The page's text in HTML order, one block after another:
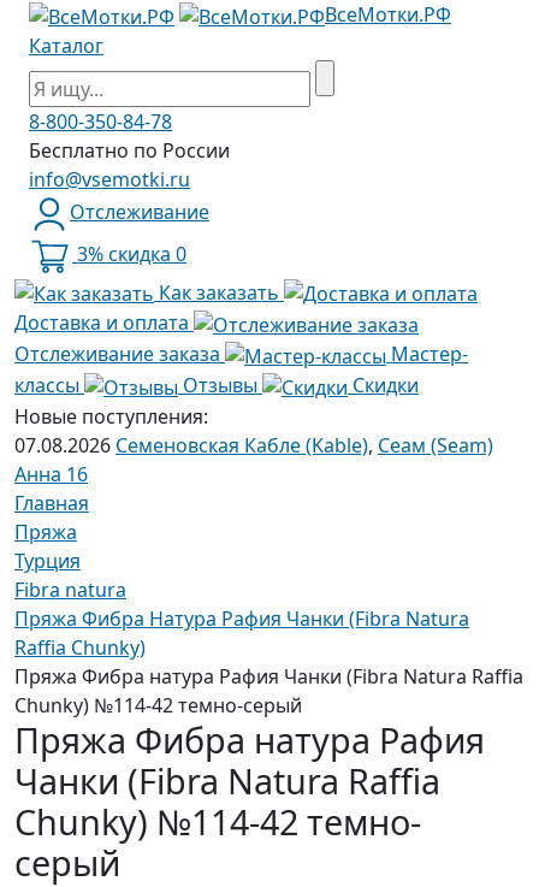
ВсеМотки.РФ
Каталог
8-800-350-84-78
Бесплатно по России
info@vsemotki.ru
Отслеживание
3% скидка 0
Как заказать
Доставка и оплата
Отслеживание заказа
Мастер-
классы
Отзывы
Скидки
Новые поступления:
07.08.2026 Семеновская Кабле (Kable), Сеам (Seam)
Анна 16
Главная
Пряжа
Турция
Fibra natura
Пряжа Фибра Натура Рафия Чанки (Fibra Natura
Raffia Chunky)
Пряжа Фибра натура Рафия Чанки (Fibra Natura Raffia
Chunky) №114-42 темно-серый
Пряжа Фибра натура Рафия
Чанки (Fibra Natura Raffia
Chunky) №114-42 темно-
серый